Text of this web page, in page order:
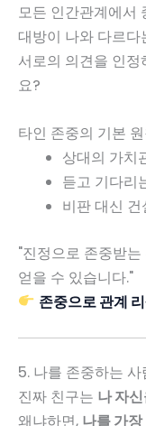
모든 인간관계에서
대방이 나와 다르
서로의 의견을 인
요?
타인 존중의 기본
상대의 가치
듣고 기다리
비판 대신
"진정으로 존중받
얻을 수 있습니다."
존중으로 관계
5. 나를 존중하는
진짜 친구는 나 자
왜냐하면, 나를 가